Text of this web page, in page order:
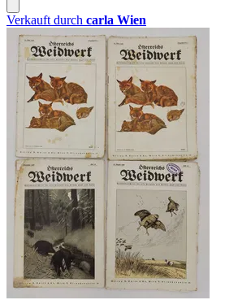
Verkauft durch carla Wien